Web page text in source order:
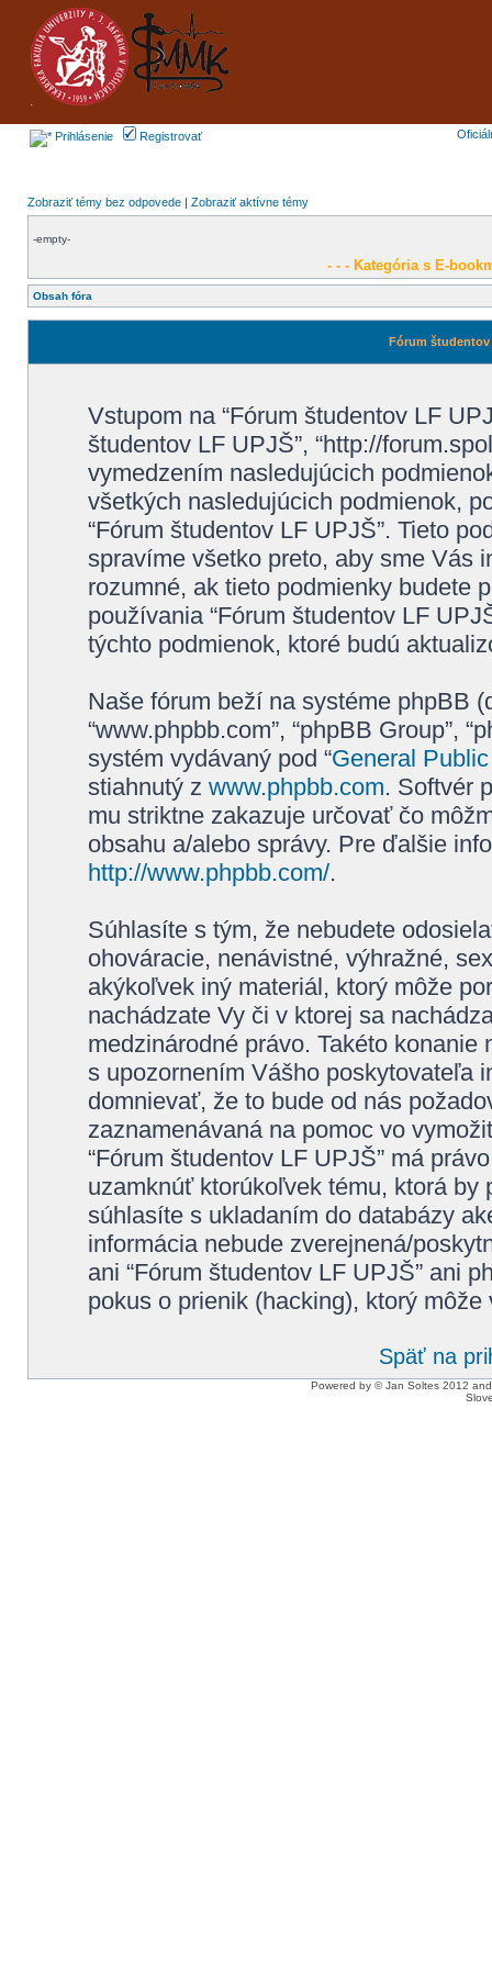
Prihlásenie Registrovať
Zobraziť témy bez odpovede | Zobraziť aktívne témy
-empty-
- - - Kategória s E-
Obsah fóra
Fórum študentov
Vstupom na “Fórum študentov LF
študentov LF UPJŠ”, “http://
vymedzením nasledujúcich
všetkých nasledujúcich podmienok,
“Fórum študentov LF UPJŠ”. Tieto
spravíme všetko preto, aby sme Vás
rozumné, ak tieto podmienky budete
používania “Fórum študentov LF
týchto podmienok, ktoré budú
Naše fórum beží na systéme phpBB
“www.phpbb.com”, “phpBB Group”,
systém vydávaný pod “General
stiahnutý z www.phpbb.com. Softvér
mu striktne zakazuje určovať čo
obsahu a/alebo správy. Pre ďalšie
http://www.phpbb.com/.
Súhlasíte s tým, že nebudete
ohováracie, nenávistné, výhražné,
akýkoľvek iný materiál, ktorý môže
nachádzate Vy či v ktorej sa
medzinárodné právo. Takéto
s upozornením Vášho poskytovateľa
domnievať, že to bude od nás
zaznamenávaná na pomoc vo
“Fórum študentov LF UPJŠ” má
uzamknúť ktorúkoľvek tému, ktorá by
súhlasíte s ukladaním do databázy
informácia nebude zverejnená/
ani “Fórum študentov LF UPJŠ” ani
pokus o prienik (hacking), ktorý
Späť na
Powered by © Jan Soltes 2012